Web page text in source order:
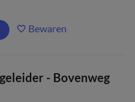
Bewaren
- Bovenweg